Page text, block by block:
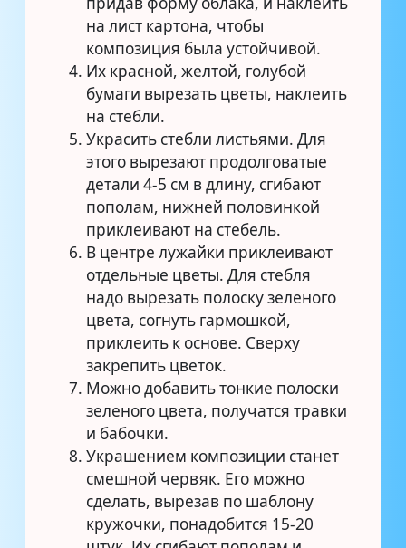
на лист картона, чтобы
композиция была устойчивой.
Их красной, желтой, голубой
бумаги вырезать цветы, наклеить
на стебли.
Украсить стебли листьями. Для
этого вырезают продолговатые
детали 4-5 см в длину, сгибают
пополам, нижней половинкой
приклеивают на стебель.
В центре лужайки приклеивают
отдельные цветы. Для стебля
надо вырезать полоску зеленого
цвета, согнуть гармошкой,
приклеить к основе. Сверху
закрепить цветок.
Можно добавить тонкие полоски
зеленого цвета, получатся травки
и бабочки.
Украшением композиции станет
смешной червяк. Его можно
сделать, вырезав по шаблону
кружочки, понадобится 15-20